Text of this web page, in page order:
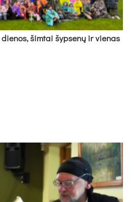
šim­tai šyp­se­nų ir vie­nas